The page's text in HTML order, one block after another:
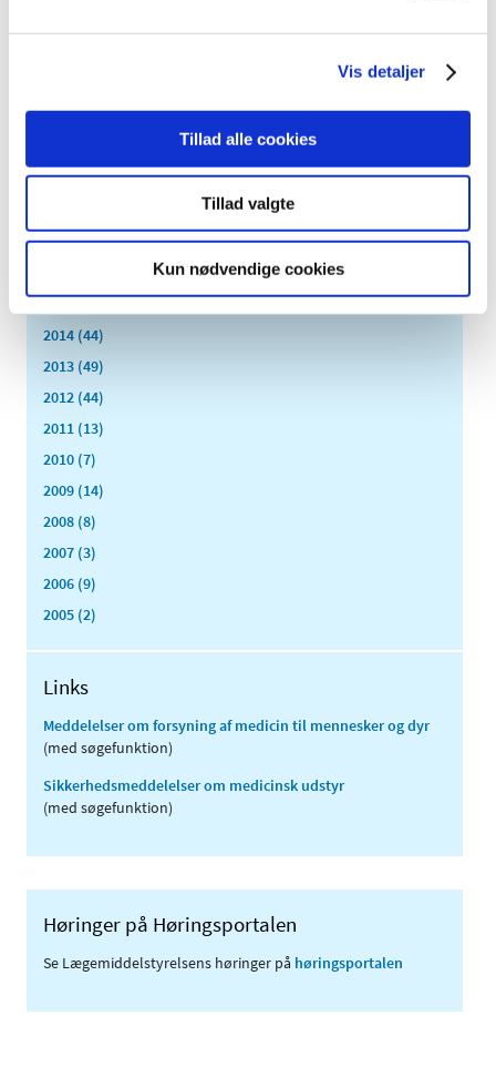
Vis detaljer
Tillad alle cookies
Tillad valgte
Kun nødvendige cookies
marts (13)
2021 (516)
2019 (159)
2017 (167)
2015 (33)
2014 (44)
2013 (49)
2012 (44)
2011 (13)
2010 (7)
2009 (14)
2008 (8)
2007 (3)
2006 (9)
2005 (2)
Links
Meddelelser om forsyning af medicin til mennesker og dyr
(med søgefunktion)
Sikkerhedsmeddelelser om medicinsk udstyr
(med søgefunktion)
Høringer på Høringsportalen
Se Lægemiddelstyrelsens høringer på høringsportalen